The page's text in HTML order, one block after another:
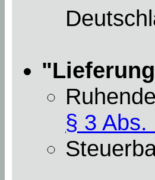
§ 3 Abs.